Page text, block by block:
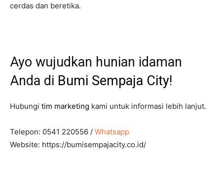
cerdas dan beretika.
Ayo wujudkan hunian idaman
Anda di Bumi Sempaja City!
Hubungi tim marketing kami untuk informasi lebih lanjut.
Telepon: 0541 220556 / Whatsapp
Website: https://bumisempajacity.co.id/